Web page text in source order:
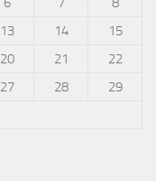
13 14
15
20 21
22
27 28
29